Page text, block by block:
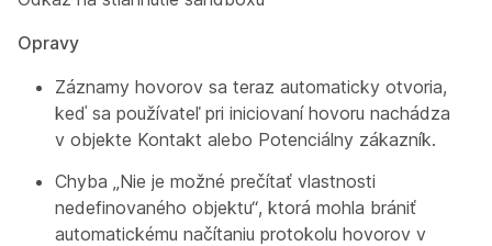
Opravy
Záznamy hovorov sa teraz automaticky otvoria,
keď sa používateľ pri iniciovaní hovoru nachádza
v objekte Kontakt alebo Potenciálny zákazník.
Chyba „Nie je možné prečítať vlastnosti
nedefinovaného objektu“, ktorá mohla brániť
automatickému načítaniu protokolu hovorov v